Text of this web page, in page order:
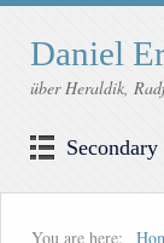
Daniel
über Heraldik,
You are here: